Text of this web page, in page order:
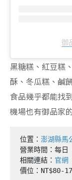
御
黑糖糕、紅豆糕
酥、冬瓜糕、鹹
食品幾乎都能找
機場也有御品家
位置： 澎湖縣馬
營業時間：每
相關連結： 官網
價位：NT$80-